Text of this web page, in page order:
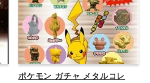
ポケモン ガチャ メタルコレ